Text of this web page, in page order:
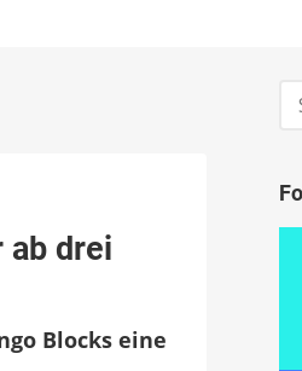
ab drei
Blocks eine